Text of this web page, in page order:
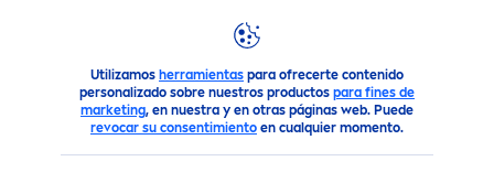
Utilizamos herramientaspara ofrecerte contenido
personalizado sobre nuestros productos para fines de
marketing, en nuestra y en otras páginas web. Puede
revocar su consentimientoen cualquier momento.
DESODORANTE AEROSOL
ANTITRANSPIRANTE TONO
NATURALSPRAYBEAUTY
TOUCH 150ML